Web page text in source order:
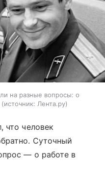
на разные вопросы: о
источник: Лента.ру
что человек
Суточный
— о работе в